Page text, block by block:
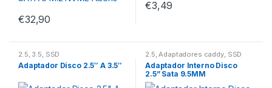
€32,90
€3,49
2.5, 3.5, SSD
Adaptador Disco 2.5″ A 3.5″
2.5,Adaptadores caddy, SSD
Adaptador Interno Disco
2.5” Sata 9.5MM